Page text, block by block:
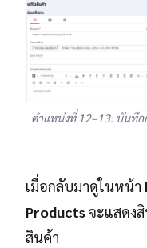
ตำแหน่งที่ 12–13: บันทึก
เมื่อกลับมาดูในหน้า
Productsจะแสดง
สินค้า